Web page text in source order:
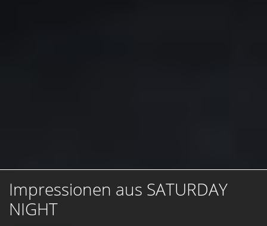
Impressionen aus SATURDAY
NIGHT